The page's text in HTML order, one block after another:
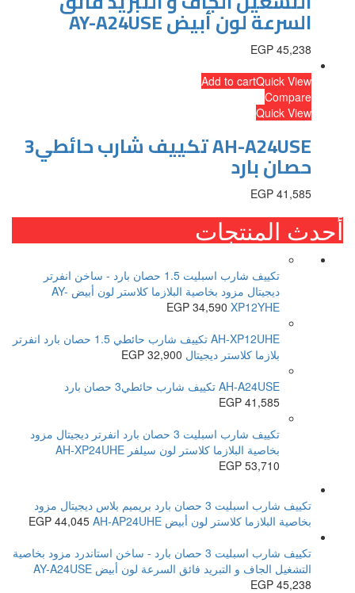
السرعة لون أبيض AY-A24USE
EGP 45,238
Add to cartQuick View
Compare
Quick View
AH-A24USE تكييف شارب حائطي3
حصان بارد
EGP 41,585
أحدث المنتجات
تكييف شارب اسبليت 1.5 حصان بارد - ساخن انفرتر
ديجيتال مزود بخاصية البلازما كلاستر لون أبيض AY-
XP12YHE
EGP 34,590
AH-XP12UHE تكييف شارب حائطي 1.5 حصان بارد انفرتر
بلازما كلاستر ديجيتال
EGP 32,900
AH-A24USE تكييف شارب حائطي3 حصان بارد
EGP 41,585
تكييف شارب اسبليت 3 حصان بارد انفرتر ديجيتال مزود
بخاصية البلازما كلاستر لون سيلفر AH-XP24UHE
EGP 53,710
تكييف شارب اسبليت 3 حصان بارد بريميم بلاس ديجيتال مزود
بخاصية البلازما كلاستر لون أبيض AH-AP24UHE
EGP 44,045
تكييف شارب اسبليت 3 حصان بارد - ساخن استاندرد مزود بخاصية
التشغيل الجاف و التبريد فائق السرعة لون أبيض AY-A24USE
EGP 45,238